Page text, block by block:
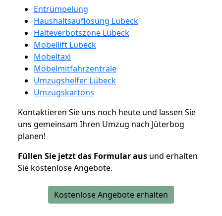
Entrümpelung
Haushaltsauflösung Lübeck
Halteverbotszone Lübeck
Möbellift Lübeck
Möbeltaxi
Möbelmitfahrzentrale
Umzugshelfer Lübeck
Umzugskartons
Kontaktieren Sie uns noch heute und lassen Sie
uns gemeinsam Ihren Umzug nach Jüterbog
planen!
Füllen Sie jetzt das Formular aus und erhalten
Sie kostenlose Angebote.
Kostenlose Angebote erhalten